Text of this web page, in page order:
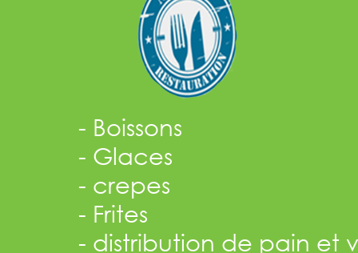
- Boissons
- Glaces
- crepes
- Frites
- distribution de pain et